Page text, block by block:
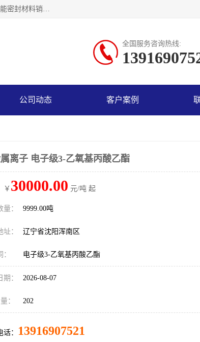
沈阳默塔化学有限公司经营范围包括：化工产品销售，专用化学产品销售，非食用盐销售，食品添加剂销售，高性能密封材料销售，涂料销售，合成材料销售，工程塑料及合成树脂销售等；主要产品有高纯电子级环丁砜，总金属离子可控制在ppb级别、纯度高、颜色浅、耐高温分解时间长，特别适合于半导体制造，硅片晶圆制造，清洗湿电子化学品，锂电池电解液，电子油墨，特种材料等高端行业；也适用于医药合成。
全国服务咨询热线:
公司动态 客户案例
离子 电子级3-乙氧基丙酸乙酯
￥ 30000.00 元/吨 起
量： 9999.00吨
： 辽宁省沈阳浑南区
电子级3-乙氧基丙酸乙酯
： 2026-08-07
： 202
： 13916907521